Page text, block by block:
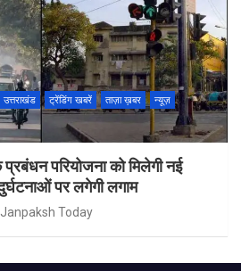
उत्तराखंड ट्रेंडिंग खबरें ताज़ा ख़बर
न्यूज़
प्रबंधन परियोजना को मिलेगी नई
पर लगेगी लगाम
Janpaksh Today